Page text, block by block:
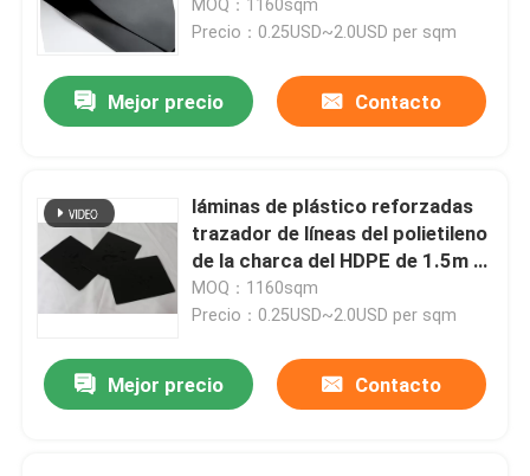
Hogar
filtración
MOQ：1160sqm
Precio：0.25USD~2.0USD per sqm
Mejor precio Contacto
láminas de plástico reforzadas
trazador de líneas del polietileno
de la charca del HDPE de 1.5m m
Geomembrane
MOQ：1160sqm
Precio：0.25USD~2.0USD per sqm
Mejor precio Contacto